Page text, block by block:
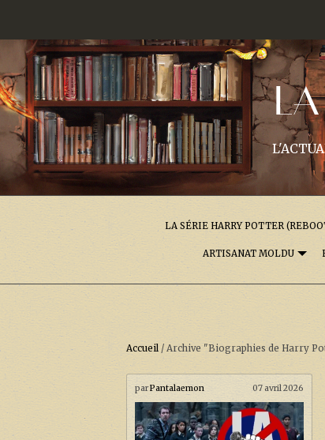
LA SÉRIE HARRY POTTER
ARTISANAT MOLDU
Accueil /Archive "Biographies de Harry
parPantalaemon 07 avril 2026